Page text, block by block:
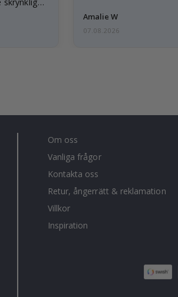
Amalie W
07.08.2026
Om oss
Vanliga frågor
Kontakta oss
Retur, ångerrätt & reklamation
Villkor
Inspiration